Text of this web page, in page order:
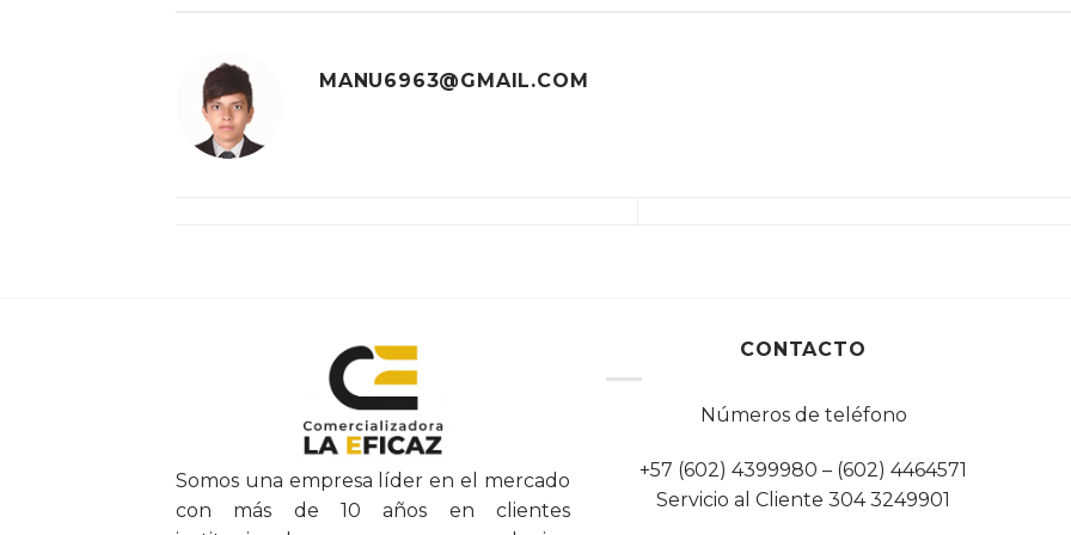
MANU6963@GMAIL.COM
Somos una empresa líder en el mercado
con más de 10 años en clientes
CONTACTO
Números de teléfono
+57 (602) 4399980 – (602) 4464571
Servicio al Cliente 304 3249901